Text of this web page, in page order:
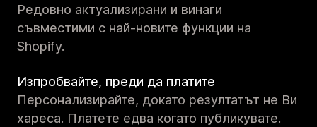
Редовно актуализирани и винаги
съвместими с най-новите функции на
Shopify.
Изпробвайте, преди да платите
Персонализирайте, докато резултатът не Ви
хареса. Платете едва когато публикувате.